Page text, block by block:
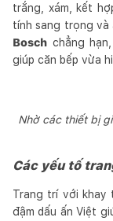
trắng, xám, kết
tính sang trọng và
Bosch chẳng
giúp căn bếp vừa
Nhờ các thiết bị
Các yếu tố
Trang trí với khay
đậm dấu ấn Việt